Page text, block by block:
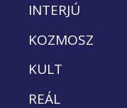
INTERJÚ
KOZMOSZ
KULT
REÁL